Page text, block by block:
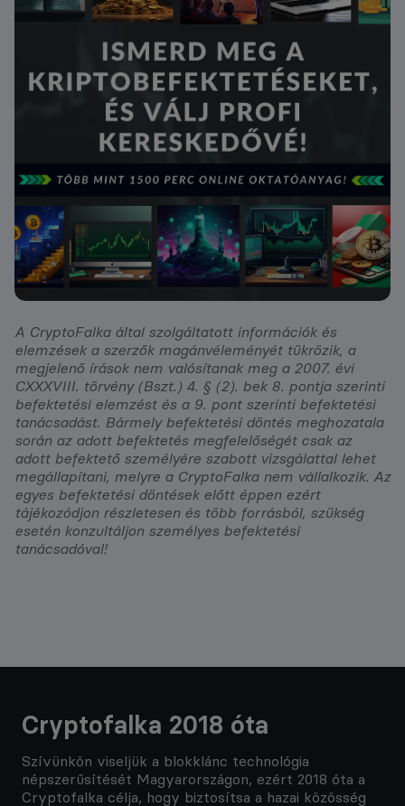
A CryptoFalka által szolgáltatott információk és
elemzések a szerzők magánvéleményét tükrözik, a
megjelenő írások nem valósítanak meg a 2007. évi
CXXXVIII. törvény (Bszt.) 4. § (2). bek 8. pontja szerinti
befektetési elemzést és a 9. pont szerinti befektetési
tanácsadást. Bármely befektetési döntés meghozatala
során az adott befektetés megfelelőségét csak az
adott befektető személyére szabott vizsgálattal lehet
megállapítani, melyre a CryptoFalka nem vállalkozik. Az
egyes befektetési döntések előtt éppen ezért
tájékozódjon részletesen és több forrásból, szükség
esetén konzultáljon személyes befektetési
tanácsadóval!
Cryptofalka 2018 óta
Szívünkön viseljük a blokklánc technológia
népszerűsítését Magyarországon, ezért 2018 óta a
Cryptofalka célja, hogy biztosítsa a hazai közösség